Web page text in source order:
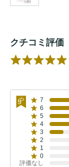
クチコミ評価
7
6
5
4
3
2
1
0
評価なし